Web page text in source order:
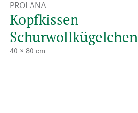
PROLANA
Kopfkissen
Schurwollkügelchen
40 × 80 cm